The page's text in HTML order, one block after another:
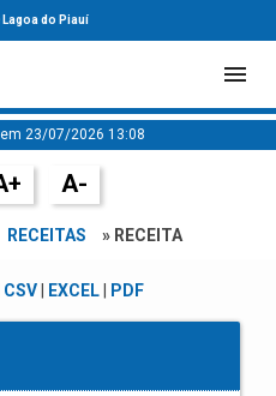
Lagoa do Piauí
23/07/2026 13:08
A-
RECEITAS » RECEITA
CSV| EXCEL| PDF